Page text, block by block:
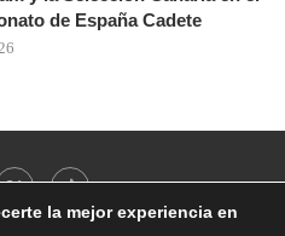
de España Cadete
la mejor experiencia en